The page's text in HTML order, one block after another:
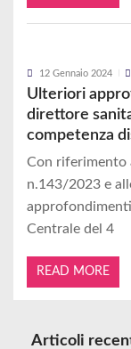
12 Gennaio 2024
Ulteriori
direttore
competenza
Con riferimento
n.143/2023 e
Centrale del 4
READ MORE
Articoli